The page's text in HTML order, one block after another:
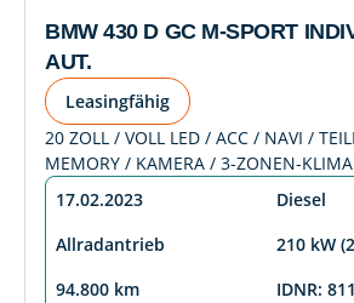
BMW 430 D GC M-SPORT
AUT.
Leasingfähig
20 ZOLL / VOLL LED / ACC / NAVI /
MEMORY / KAMERA / 3-ZONEN-KLIMA
17.02.2023
Diesel
Allradantrieb
210 kW
94.800 km
IDNR: